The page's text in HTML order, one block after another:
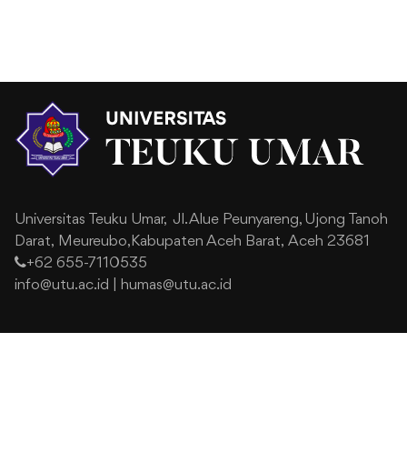
Universitas Teuku Umar, Jl. Alue Peunyareng, Ujong Tanoh
Darat, Meureubo,Kabupaten Aceh Barat, Aceh 23681
+62 655-7110535
info@utu.ac.id
humas@utu.ac.id